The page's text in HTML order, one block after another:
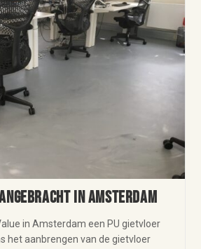
in Amsterdam
in Amsterdam een PU gietvloer
het aanbrengen van de gietvloer